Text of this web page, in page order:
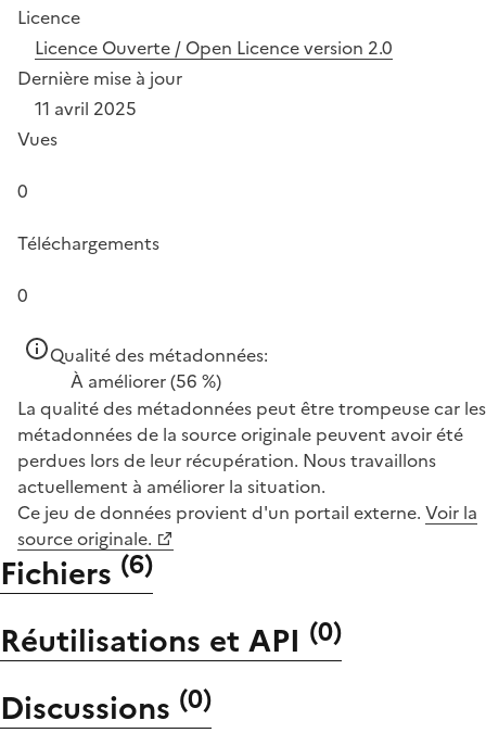
Licence
Licence Ouverte / Open Licence version 2.0
Dernière mise à jour
11 avril 2025
Vues
0
Téléchargements
0
Qualité des métadonnées:
À améliorer(56 %)
La qualité des métadonnées peut être trompeuse car les
métadonnées de la source originale peuvent avoir été
perdues lors de leur récupération. Nous travaillons
actuellement à améliorer la situation.
Ce jeu de données provient d'un portail externe. Voir la
source originale.
Fichiers (6)
Réutilisations et API (0)
Discussions (0)